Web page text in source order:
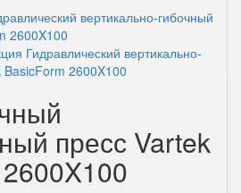
вертикально-гибочный
2600X100
Гидравлический вертикально-
BasicForm 2600X100
пресс Vartek